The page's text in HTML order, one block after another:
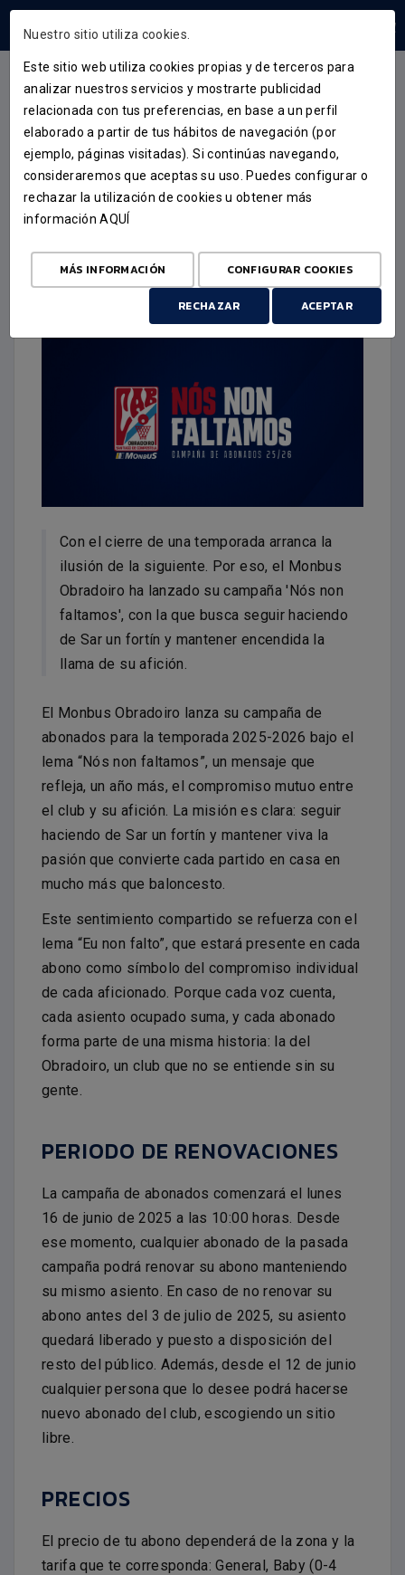
ACTUALIDAD
‘NOS NON FALTAMOS’. EL
MONBUS OBRADOIRO LANZA
SU NUEVA CAMPAÑA DE
ABONADOS
Con el cierre de una temporada arranca la
ilusión de la siguiente. Por eso, el Monbus
Obradoiro ha lanzado su campaña 'Nós non
faltamos', con la que busca seguir haciendo
de Sar un fortín y mantener encendida la
llama de su afición.
El Monbus Obradoiro lanza su campaña de
abonados para la temporada 2025-2026 bajo el
lema “Nós non faltamos”, un mensaje que
refleja, un año más, el compromiso mutuo entre
el club y su afición. La misión es clara: seguir
haciendo de Sar un fortín y mantener viva la
pasión que convierte cada partido en casa en
mucho más que baloncesto.
Este sentimiento compartido se refuerza con el
lema “Eu non falto”, que estará presente en cada
abono como símbolo del compromiso individual
de cada aficionado. Porque cada voz cuenta,
cada asiento ocupado suma, y cada abonado
forma parte de una misma historia: la del
Obradoiro, un club que no se entiende sin su
gente.
PERIODO DE RENOVACIONES
La campaña de abonados comenzará el lunes
16 de junio de 2025 a las 10:00 horas. Desde
ese momento, cualquier abonado de la pasada
campaña podrá renovar su abono manteniendo
su mismo asiento. En caso de no renovar su
abono antes del 3 de julio de 2025, su asiento
quedará liberado y puesto a disposición del
resto del público. Además, desde el 12 de junio
cualquier persona que lo desee podrá hacerse
nuevo abonado del club, escogiendo un sitio
libre.
PRECIOS
El precio de tu abono dependerá de la zona y la
tarifa que te corresponda: General, Baby (0-4
Nuestro sitio utiliza cookies.
Este sitio web utiliza cookies propias y de terceros para
analizar nuestros servicios y mostrarte publicidad
relacionada con tus preferencias, en base a un perfil
elaborado a partir de tus hábitos de navegación (por
ejemplo, páginas visitadas). Si continúas navegando,
consideraremos que aceptas su uso. Puedes configurar o
rechazar la utilización de cookies u obtener más
informaciónAQUÍ
MÁS INFORMACIÓN CONFIGURAR COOKIES
RECHAZAR ACEPTAR